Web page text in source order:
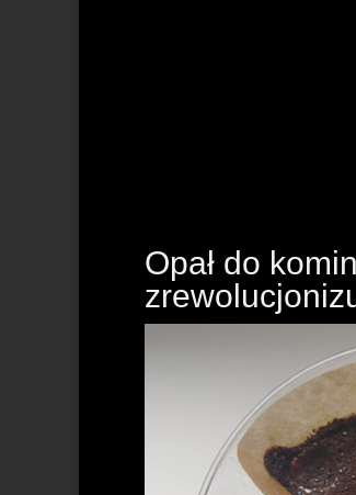
Opał do